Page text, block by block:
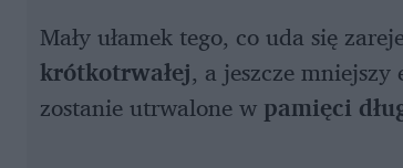
Mały ułamek tego, co uda się
krótkotrwałej, a jeszcze
zostanie utrwalone w pamięci